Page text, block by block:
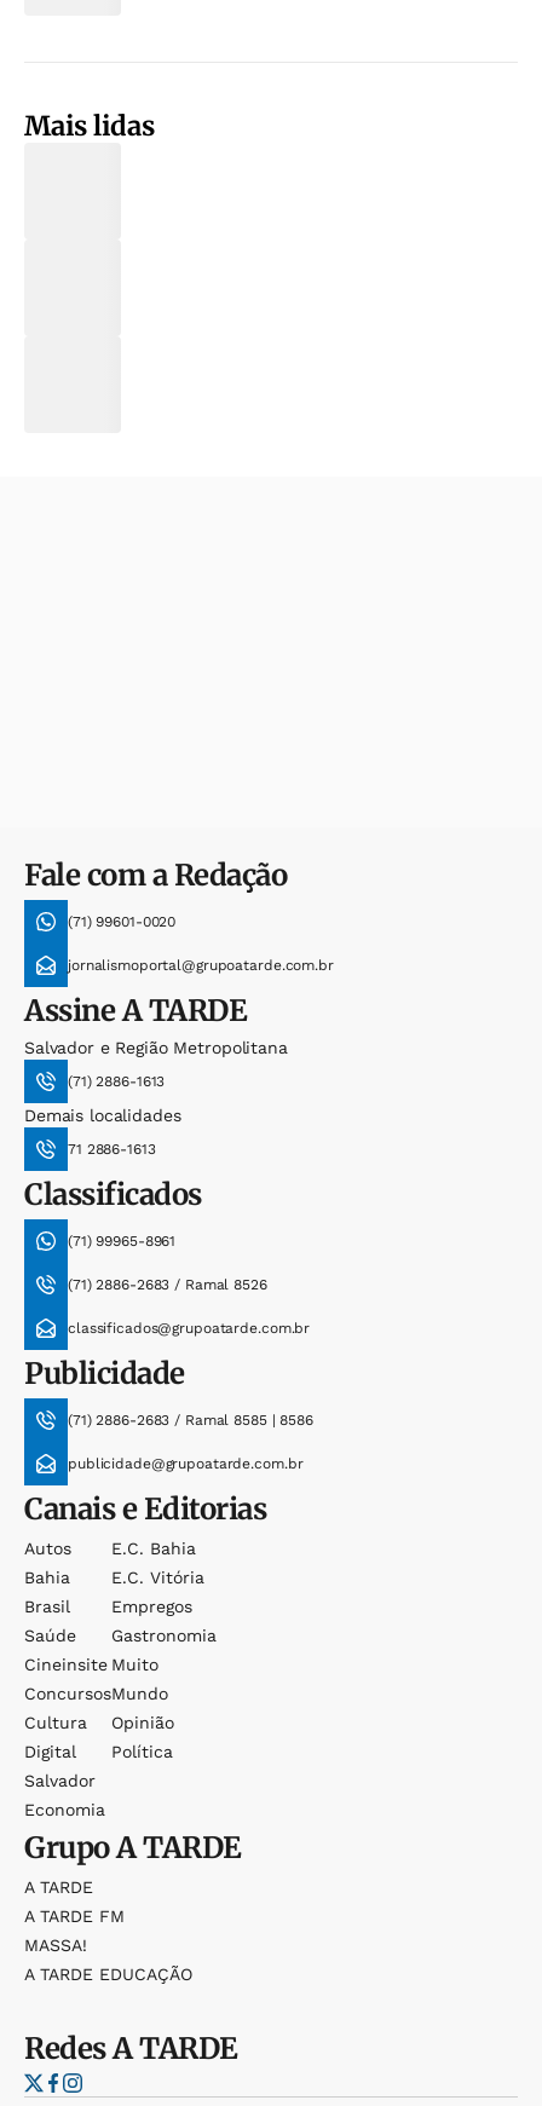
Mais lidas
Fale com a Redação
(71) 99601-0020
jornalismoportal@grupoatarde.com.br
AssineA TARDE
Salvador e Região Metropolitana
(71) 2886-1613
Demais localidades
71 2886-1613
Classificados
(71) 99965-8961
(71) 2886-2683 / Ramal 8526
classificados@grupoatarde.com.br
Publicidade
(71) 2886-2683 / Ramal 8585 | 8586
publicidade@grupoatarde.com.br
Canais e Editorias
Autos
Bahia
Brasil
Saúde
Cineinsite
Concursos
Cultura
Digital
Salvador
Economia
E.c. Bahia
E.c. Vitória
Empregos
Gastronomia
Muito
Mundo
Opinião
Política
GrupoA TARDE
A TARDE
A TARDE FM
MASSA!
A TARDE EDUCAÇÃO
RedesA TARDE